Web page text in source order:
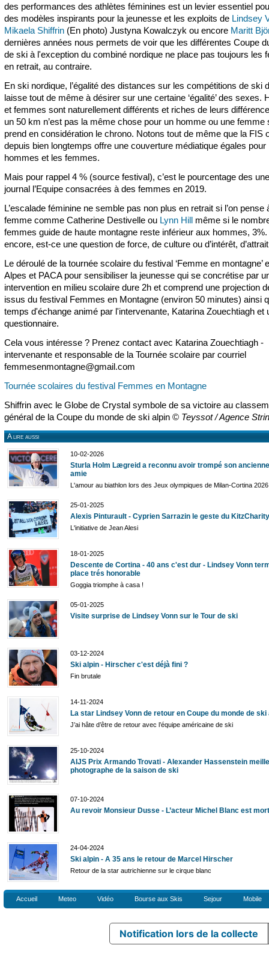
des performances des athlètes féminines est un levier essentiel
des modèles inspirants pour la jeunesse et les exploits de Lindsey
Mikaela Shiffrin (En photo) Justyna Kowalczyk ou encore Maritt
dernières années nous permets de voir que les différentes Coupe
de ski à l'exception du combiné nordique ne place pas toujours les
en retrait, au contraire.
En ski nordique, l’égalité des distances sur les compétitions de ski
laisse tout de même à désirer sur une certaine ‘égalité’ des sexes.
et femmes sont naturellement différents et riches de leurs
un 50 km n’est pas la même chose pour un homme ou une femme
prend en considération le chrono. Notons tout de même que la FIS
depuis bien longtemps offre une couverture médiatique égales pour
hommes et les femmes.
Mais pour rappel 4 % (source festival), c’est le pourcentage des
journal l’Equipe consacrées à des femmes en 2019.
L’escalade féminine ne semble pas non plus en retrait si l’on pense
femme comme Catherine Destivelle ou Lynn Hill même si le
femmes guide de haute montagne reste inférieur aux hommes, 3%.
encore, est-ce une question de force, de culture ou d’intérêt,
Le déroulé de la tournée scolaire du festival ‘Femme en montagne’
Alpes et PACA pour sensibiliser la jeunesse qui se concrétise par
intervention en milieu scolaire dure 2h et comprend une projection
issus du festival Femmes en Montagne (environ 50 minutes) ainsi
temps d'échange animé par l'intervenante, Katarina Zouechtiagh et
questionnaire.
Cela vous intéresse ? Prenez contact avec Katarina Zouechtiagh -
intervenante et responsable de la Tournée scolaire par courriel
femmesenmontagne@gmail.com
Tournée scolaires du festival Femmes en Montagne
Shiffrin avec le Globe de Crystal symbole de sa victoire au
général de la Coupe du monde de ski alpin © Teyssot / Agence
A lire aussi
10-02-2026
Sturla Holm Lægreid a reconnu avoir trompé son
amie
L'amour au biathlon lors des Jeux olympiques de Milan-Cortina 2026
25-01-2025
Alexis Pinturault - Cyprien Sarrazin le geste du
L'initiative de Jean Alesi
18-01-2025
Descente de Cortina - 40 ans c'est dur - Lindsey Vonn
place trés honorable
Goggia triomphe à casa !
05-01-2025
Visite surprise de Lindsey Vonn sur le Tour de ski
03-12-2024
Ski alpin - Hirscher c'est déjà fini ?
Fin brutale
14-11-2024
La star Lindsey Vonn de retour en Coupe du monde de ski
J’ai hâte d’être de retour avec l’équipe américaine de ski
25-10-2024
AIJS Prix Armando Trovati - Alexander Hassenstein
photographe de la saison de ski
07-10-2024
Au revoir Monsieur Dusse - L’acteur Michel Blanc est mort
24-04-2024
Ski alpin - A 35 ans le retour de Marcel Hirscher
Retour de la star autrichienne sur le cirque blanc
Accueil Meteo Vidéo Bourse aux Skis Sejour Mobile
Notification lors de la collecte